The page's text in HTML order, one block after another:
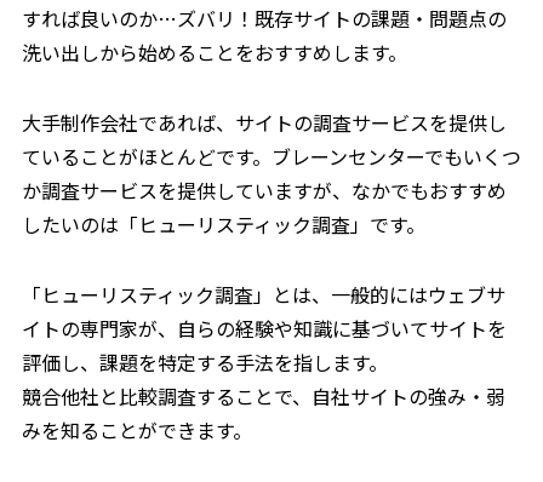
すれば良いのか…ズバリ！既存サイトの課題・問題点の
洗い出しから始めることをおすすめします。
大手制作会社であれば、サイトの調査サービスを提供し
ていることがほとんどです。ブレーンセンターでもいくつ
か調査サービスを提供していますが、なかでもおすすめ
したいのは「ヒューリスティック調査」です。
「ヒューリスティック調査」とは、一般的にはウェブサ
イトの専門家が、自らの経験や知識に基づいてサイトを
評価し、課題を特定する手法を指します。
競合他社と比較調査することで、自社サイトの強み・弱
みを知ることができます。